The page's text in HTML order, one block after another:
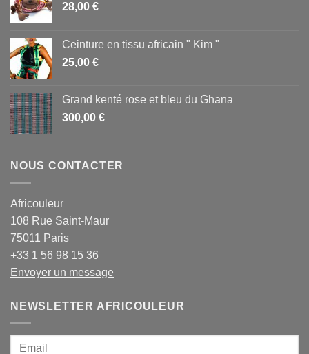
28,00 €
Ceinture en tissu africain " Kim "
25,00 €
Grand kenté rose et bleu du Ghana
300,00 €
NOUS CONTACTER
Africouleur
108 Rue Saint-Maur
75011 Paris
+33 1 56 98 15 36
Envoyer un message
NEWSLETTER AFRICOULEUR